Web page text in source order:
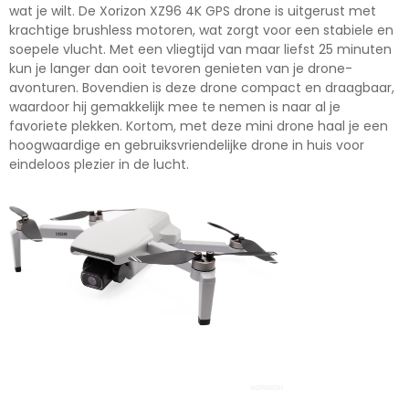
wat je wilt. De Xorizon XZ96 4K GPS drone is uitgerust met
krachtige brushless motoren, wat zorgt voor een stabiele en
soepele vlucht. Met een vliegtijd van maar liefst 25 minuten
kun je langer dan ooit tevoren genieten van je drone-
avonturen. Bovendien is deze drone compact en draagbaar,
waardoor hij gemakkelijk mee te nemen is naar al je
favoriete plekken. Kortom, met deze mini drone haal je een
hoogwaardige en gebruiksvriendelijke drone in huis voor
eindeloos plezier in de lucht.